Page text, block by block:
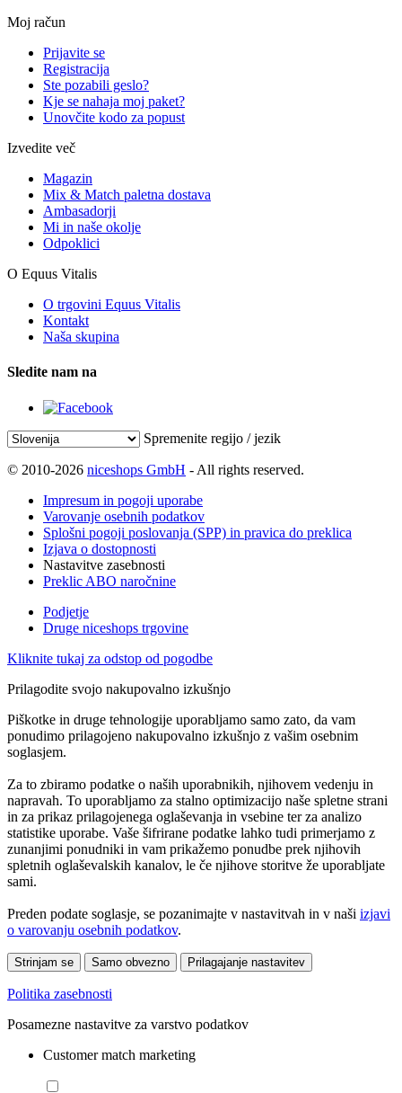
Moj račun
Prijavite se
Registracija
Ste pozabili geslo?
Kje se nahaja moj paket?
Unovčite kodo za popust
Izvedite več
Magazin
Mix & Match paletna dostava
Ambasadorji
Mi in naše okolje
Odpoklici
O Equus Vitalis
O trgovini Equus Vitalis
Kontakt
Naša skupina
Sledite nam na
Spremenite regijo / jezik
© 2010-2026 niceshops GmbH - All rights reserved.
Impresum in pogoji uporabe
Varovanje osebnih podatkov
Splošni pogoji poslovanja (SPP) in pravica do preklica
Izjava o dostopnosti
Nastavitve zasebnosti
Preklic ABO naročnine
Podjetje
Druge niceshops trgovine
Kliknite tukaj za odstop od pogodbe
Prilagodite svojo nakupovalno izkušnjo
Piškotke in druge tehnologije uporabljamo samo zato, da vam
ponudimo prilagojeno nakupovalno izkušnjo z vašim osebnim
soglasjem.
Za to zbiramo podatke o naših uporabnikih, njihovem vedenju in
napravah. To uporabljamo za stalno optimizacijo naše spletne strani
in za prikaz prilagojenega oglaševanja in vsebine ter za analizo
statistike uporabe. Vaše šifrirane podatke lahko tudi primerjamo z
zunanjimi ponudniki in vam prikažemo ponudbe prek njihovih
spletnih oglaševalskih kanalov, le če njihove storitve že uporabljate
sami.
Preden podate soglasje, se pozanimajte v nastavitvah in v naši izjavi
o varovanju osebnih podatkov.
Strinjam se Samo obvezno Prilagajanje nastavitev
Politika zasebnosti
Posamezne nastavitve za varstvo podatkov
Customer match marketing